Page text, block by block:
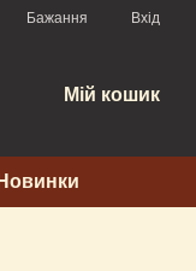
Бажання Вхід
Мій кошик
Новинки